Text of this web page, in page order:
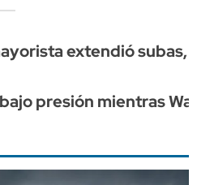
extendió subas,
presión mientras